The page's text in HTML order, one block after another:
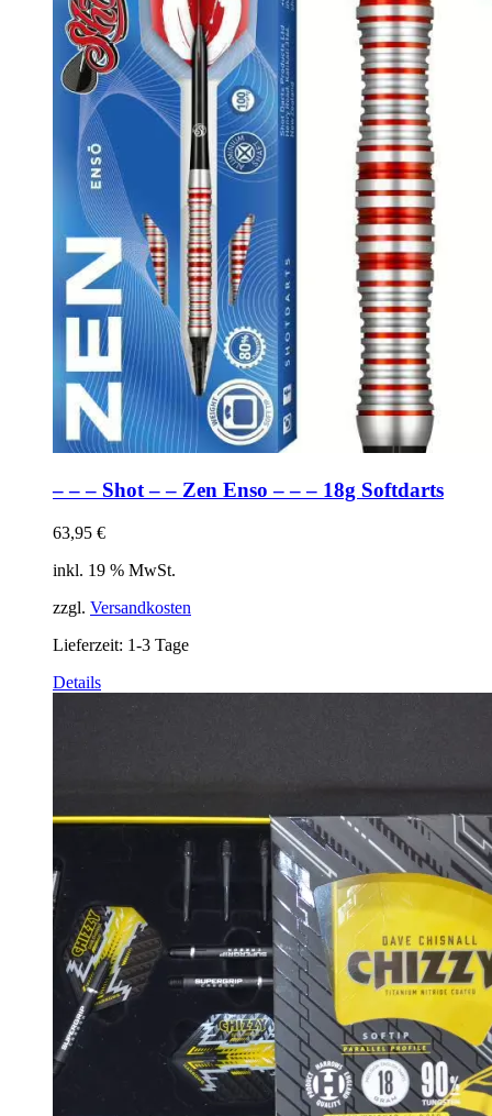
– – – Shot – – Zen Enso – – – 18g Softdarts
63,95 €
inkl. 19 % MwSt.
zzgl. Versandkosten
Lieferzeit: 1-3 Tage
Details